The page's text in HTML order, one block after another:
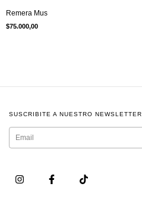
Remera Mus
$75.000,00
SUSCRIBITE A NUESTRO NEWSLETTER